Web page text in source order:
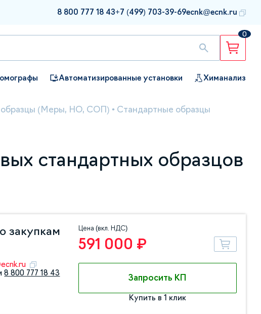
8 800 777 18 43+7 (499) 703-39-69ecnk@ecnk.ru
0
Автоматизированные установки Химанализ
образцы (Меры, НО, СОП) • Стандартные образцы
стандартных образцов
закупкам
8 800 777 18 43
Цена (вкл. НДС)
591 000 ₽
Запросить КП
Купить в 1 клик